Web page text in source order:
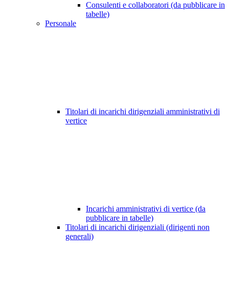
Consulenti e collaboratori (da pubblicare in
tabelle)
Personale
Titolari di incarichi dirigenziali amministrativi di
vertice
Incarichi amministrativi di vertice (da
pubblicare in tabelle)
Titolari di incarichi dirigenziali (dirigenti non
generali)